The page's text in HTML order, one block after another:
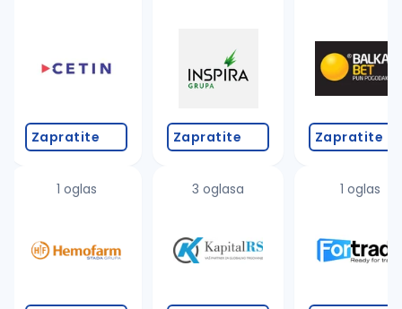
Zapratite
1 oglas
Zapratite
3 oglasa
Zapratite
1 oglas